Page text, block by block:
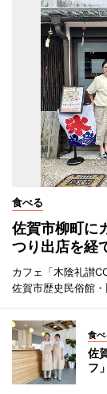
食べる
佐賀市柳町に
つり出店を経
カフェ「木陰礼讃
佐賀市歴史民俗館
食べ
佐
フ